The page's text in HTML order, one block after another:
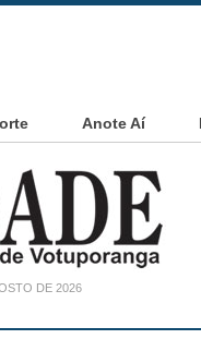
Anote Aí
DE 2026